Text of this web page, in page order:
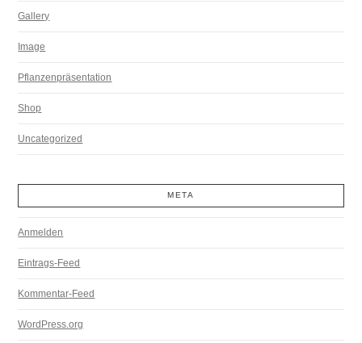
Gallery
Image
Pflanzenpräsentation
Shop
Uncategorized
META
Anmelden
Eintrags-Feed
Kommentar-Feed
WordPress.org